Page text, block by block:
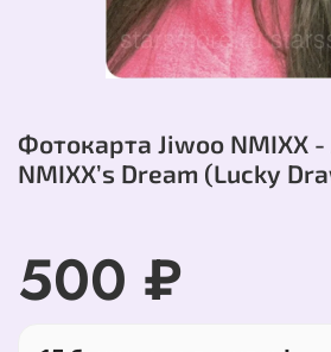
Фотокарта Jiwoo NMIXX
NMIXX’s Dream (Lucky
500 ₽